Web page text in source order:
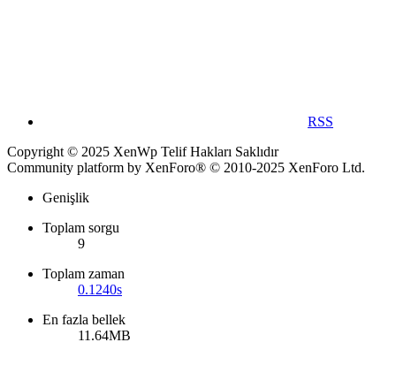
RSS
Copyright © 2025 XenWp Telif Hakları Saklıdır
Community platform by XenForo® © 2010-2025 XenForo Ltd.
Genişlik
Toplam sorgu
9
Toplam zaman
0.1240s
En fazla bellek
11.64MB